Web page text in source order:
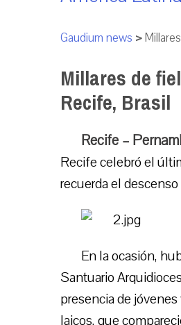
Gaudium news >
Millares de
Recife, Brasil
Recife –
Recife celebró el
recuerda el
En la ocasión,
Santuario
presencia de
laicos, que